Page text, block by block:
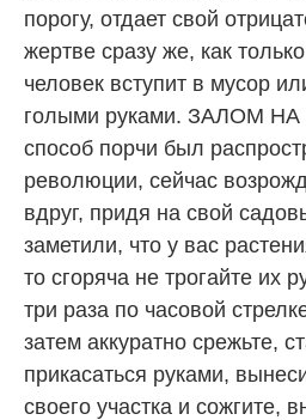
порогу, отдает свой
жертве сразу же, как
человек вступит в мусор
голыми руками. ЗАЛОМ
способ порчи был
революции, сейчас
вдруг, придя на свой
заметили, что у вас
то сгоряча не трогайте их
три раза по часовой
затем аккуратно срежьте,
прикасаться руками,
своего участка и сожгите,